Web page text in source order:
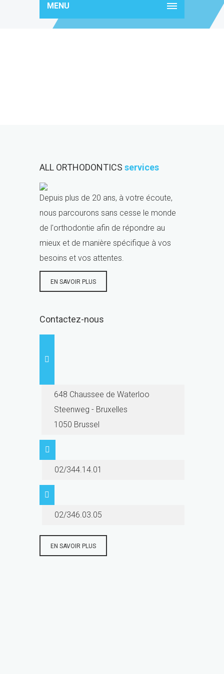
MENU
services18
ALL ORTHODONTICS services
Depuis plus de 20 ans, à votre écoute,
nous parcourons sans cesse le monde
de l'orthodontie afin de répondre au
mieux et de manière spécifique à vos
besoins et vos attentes.
EN SAVOIR PLUS
Contactez-nous
648 Chaussee de Waterloo
Steenweg - Bruxelles
1050 Brussel
02/344.14.01
02/346.03.05
EN SAVOIR PLUS